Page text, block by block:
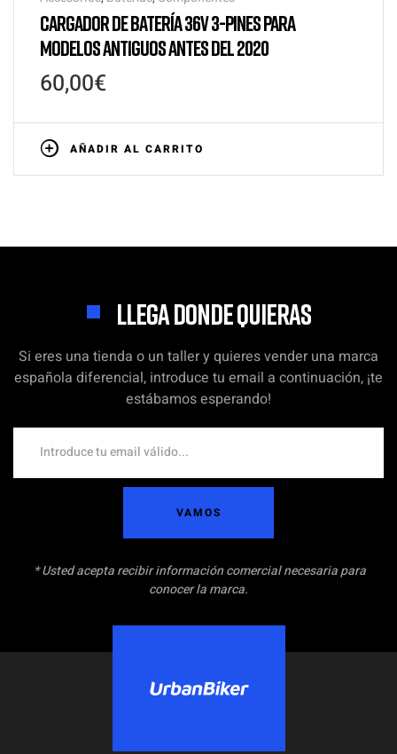
CARGADOR DE BATERÍA 36V 3-PINES PARA
MODELOS ANTIGUOS ANTES DEL 2020
60,00€
AÑADIR AL CARRITO
LLEGA DONDE QUIERAS
Si eres una tienda o un taller y quieres vender una marca
española diferencial, introduce tu email a continuación, ¡te
estábamos esperando!
VAMOS
* Usted acepta recibir información comercial necesaria para
conocer la marca.